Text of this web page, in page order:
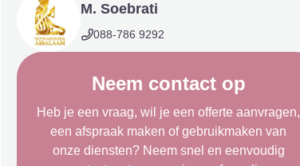
M. Soebrati
088-786 9292
Neem contact op
Heb je een vraag, wil je een offerte aanvragen,
een afspraak maken of gebruikmaken van
onze diensten? Neem snel en eenvoudig